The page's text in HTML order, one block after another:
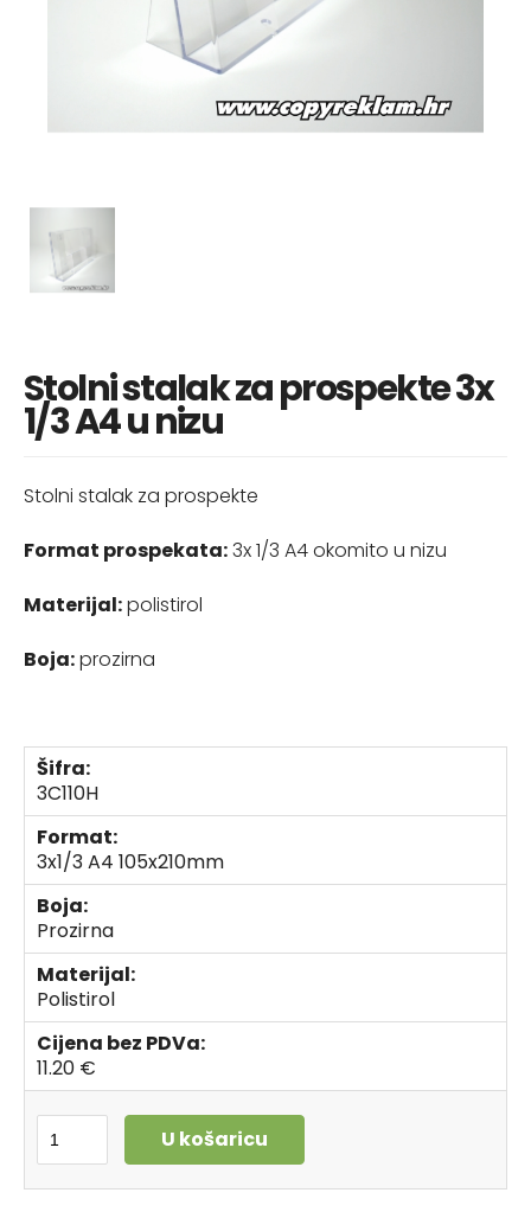
Stolni stalak za prospekte 3x
1/3 A4 u nizu
Stolni stalak za prospekte
Format prospekata:3x 1/3 A4 okomito u nizu
Materijal:polistirol
Boja:prozirna
Šifra:
3C110H
Format:
3x1/3 A4 105x210mm
Boja:
Prozirna
Materijal:
Polistirol
Cijena bez PDVa:
11.20 €
U košaricu